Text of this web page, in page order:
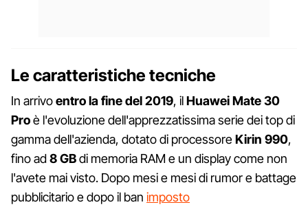
Le caratteristiche tecniche
In arrivoentro la fine del 2019, ilHuawei Mate 30
Proè l'evoluzione dell'apprezzatissima serie dei top di
gamma dell'azienda, dotato di processoreKirin 990,
fino ad8 GBdi memoria RAM e un display come non
l'avete mai visto. Dopo mesi e mesi di rumor e battage
pubblicitario e dopo il ban imposto